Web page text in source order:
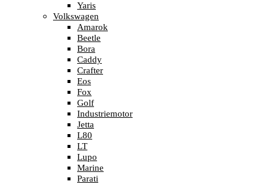
Yaris
Volkswagen
Amarok
Beetle
Bora
Caddy
Crafter
Eos
Fox
Golf
Industriemotor
Jetta
L80
LT
Lupo
Marine
Parati